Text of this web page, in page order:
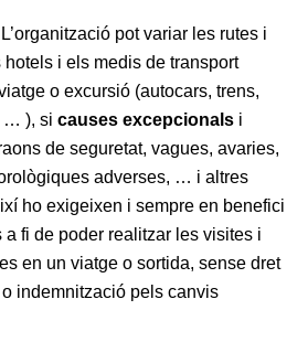
L’organització pot variar les rutes i
i els medis de transport
o excursió (autocars, trens,
… ), si causes excepcionals i
de seguretat, vagues, avaries,
adverses, … i altres
ho exigeixen i sempre en benefici
fi de poder realitzar les visites i
en un viatge o sortida, sense dret
indemnització pels canvis